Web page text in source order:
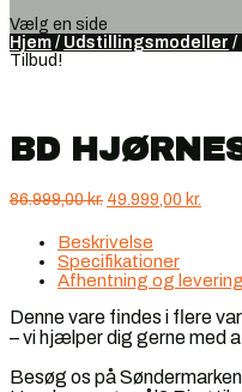
Vælg en side
Hjem / Udstillingsmodeller /
Tilbud!
BD
86.999,00kr. Den
pris
var:
86.999,00 kr..
49.999,00 kr.
Beskrivelse
Specifikationer
Afhentning og levering
Denne vare findes i flere
– vi hjælper dig gerne med
Besøg os på